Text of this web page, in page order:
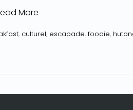
More
, culturel, escapade, foodie,